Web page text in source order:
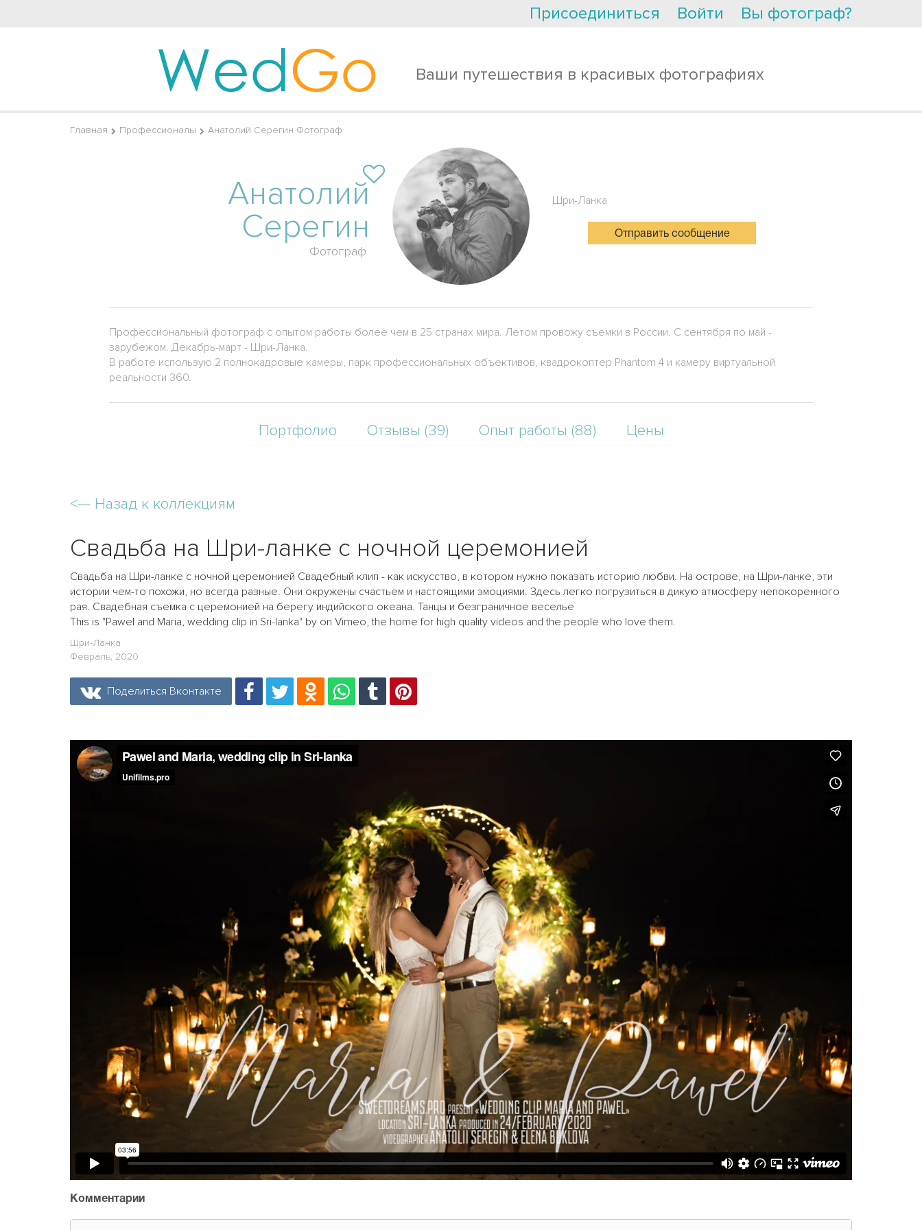
Присоединиться Войти Вы фотограф?
WedGo Ваши путешествия в красивых фотографиях
Главная Профессионалы Анатолий Серегин Фотограф
Анатолий
Серегин
Фотограф
Шри-Ланка
Отправить сообщение
Профессиональный фотограф с опытом работы более чем в 25 странах мира. Летом провожу съемки в России. С сентября по май -
зарубежом. Декабрь-март - Шри-Ланка.
В работе использую 2 полнокадровые камеры, парк профессиональных объективов, квадрокоптер Phantom 4 и камеру виртуальной
реальности 360.
Портфолио Отзывы (39) Опыт работы (88) Цены
<— Назад к коллекциям
Свадьба на Шри-ланке с ночной церемонией
Свадьба на Шри-ланке с ночной церемонией Свадебный клип - как искусство, в котором нужно показать историю любви. На острове, на Шри-ланке, эти
истории чем-то похожи, но всегда разные. Они окружены счастьем и настоящими эмоциями. Здесь легко погрузиться в дикую атмосферу непокоренного
рая. Свадебная съемка с церемонией на берегу индийского океана. Танцы и безграничное веселье
This is "Pawel and Maria, wedding clip in Sri-lanka" by on Vimeo, the home for high quality videos and the people who love them.
Шри-Ланка
Февраль, 2020
Поделиться Вконтакте
Комментарии